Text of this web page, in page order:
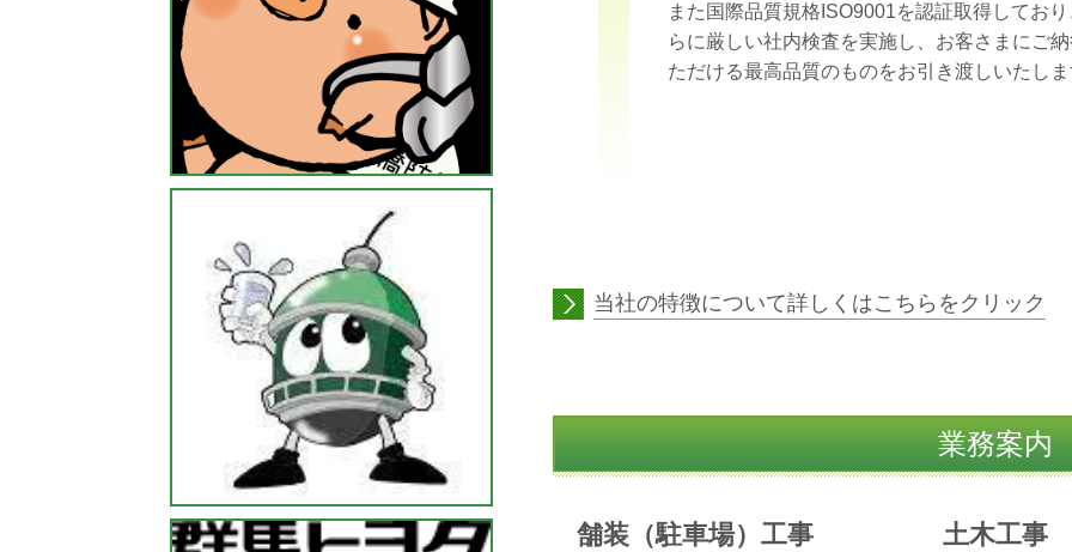
また国際品質規格ISO9001を認証取得してお
らに厳しい社内検査を実施し、お客さまにご
ただける最高品質のものをお引き渡しいたし
当社の特徴について詳しくはこちらをクリック
業務案内
舗装（駐車場）工事 土木工事